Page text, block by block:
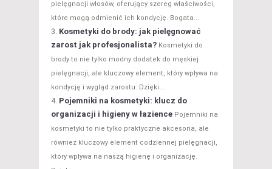
pielęgnacji włosów, oferujący szereg właściwości,
które mogą odmienić ich kondycję. Bogata...
Kosmetyki do brody: jak pielęgnować
zarost jak profesjonalista? Kosmetyki do
brody to nie tylko modny dodatek do męskiej
pielęgnacji, ale kluczowy element, który wpływa na
kondycję i wygląd zarostu. Dzięki...
Pojemniki na kosmetyki: klucz do
organizacji i higieny w łazience Pojemniki na
kosmetyki to nie tylko praktyczne akcesoria, ale
również kluczowy element codziennej pielęgnacji,
który wpływa na naszą higienę i organizację.